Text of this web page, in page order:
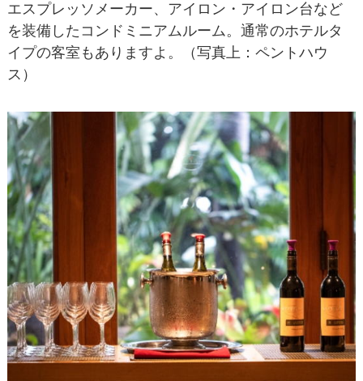
エスプレッソメーカー、アイロン・アイロン台など
を装備したコンドミニアムルーム。通常のホテルタ
イプの客室もありますよ。（写真上：ペントハウ
ス）